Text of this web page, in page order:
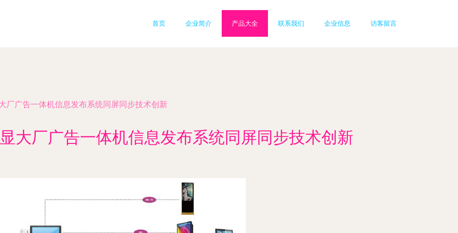
首页 企业简介 产品大全 联系我们 企业信息 访客留言
厂广告一体机信息发布系统同屏同步技术创新
大厂广告一体机信息发布系统同屏同步技术创新